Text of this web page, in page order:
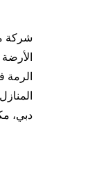
شركة
دبي،